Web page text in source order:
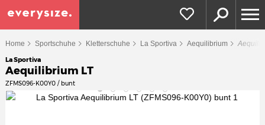
Home Sportschuhe Kletterschuhe La Sportiva Aequilibrium
La Sportiva
Aequilibrium LT
ZFMS096-K00Y0 / bunt